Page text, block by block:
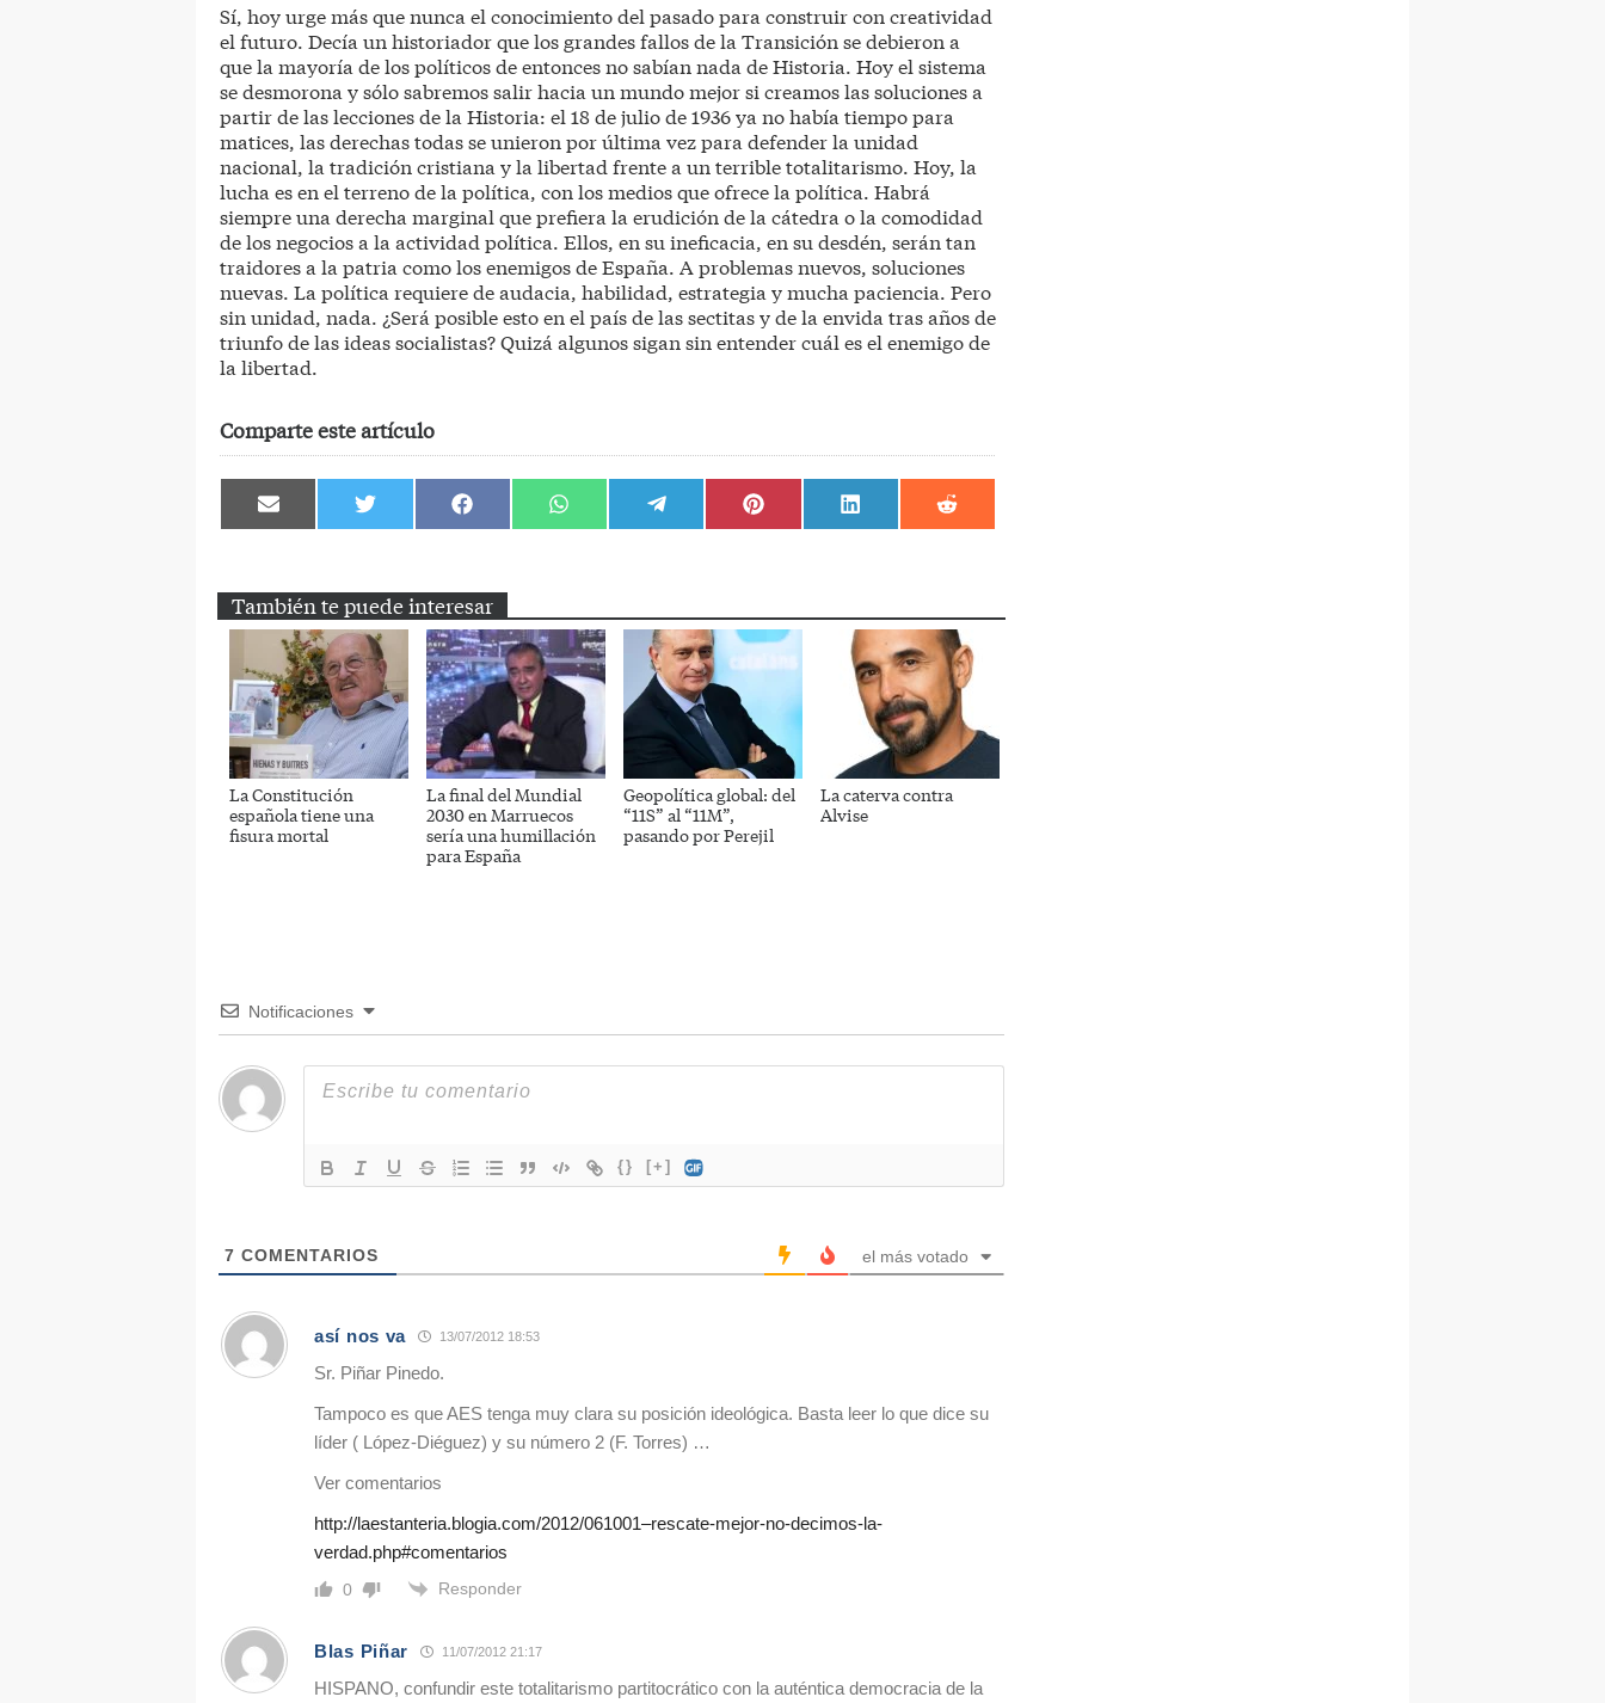
Sí, hoy urge más que nunca el conocimiento del pasado para construir con creatividad
el futuro. Decía un historiador que los grandes fallos de la Transición se debieron a
que la mayoría de los políticos de entonces no sabían nada de Historia. Hoy el sistema
se desmorona y sólo sabremos salir hacia un mundo mejor si creamos las soluciones a
partir de las lecciones de la Historia: el 18 de julio de 1936 ya no había tiempo para
matices, las derechas todas se unieron por última vez para defender la unidad
nacional, la tradición cristiana y la libertad frente a un terrible totalitarismo. Hoy, la
lucha es en el terreno de la política, con los medios que ofrece la política. Habrá
siempre una derecha marginal que prefiera la erudición de la cátedra o la comodidad
de los negocios a la actividad política. Ellos, en su ineficacia, en su desdén, serán tan
traidores a la patria como los enemigos de España. A problemas nuevos, soluciones
nuevas. La política requiere de audacia, habilidad, estrategia y mucha paciencia. Pero
sin unidad, nada. ¿Será posible esto en el país de las sectitas y de la envida tras años de
triunfo de las ideas socialistas? Quizá algunos sigan sin entender cuál es el enemigo de
la libertad.
Comparte este artículo
Compartir
en
Compartir
en
Compartir
en
Compartir
en
Compartir
en
Compartir
en
Compartir
en
Compartir
en
También te puede interesar
La Constitución
española tiene una
fisura mortal
La final del Mundial
2030 en Marruecos
sería una humillación
para España
Geopolítica global: del
“11S” al “11M”,
pasando por Perejil
La caterva contra
Alvise
Notificaciones
{} [+]
7 COMENTARIOS el más votado
así nos va 13/07/2012 18:53
Sr. Piñar Pinedo.
Tampoco es que AES tenga muy clara su posición ideológica. Basta leer lo que dice su
líder ( López-Diéguez) y su número 2 (F. Torres) …
Ver comentarios
http://laestanteria.blogia.com/2012/061001–rescate-mejor-no-decimos-la-
verdad.php#comentarios
0 Responder
Blas Piñar 11/07/2012 21:17
HISPANO, confundir este totalitarismo partitocrático con la auténtica democracia de la